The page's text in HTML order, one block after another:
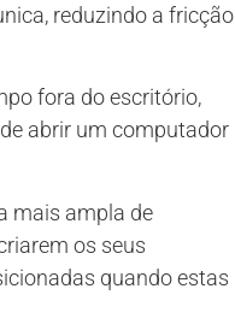
reduzindo a fricção
fora do escritório,
abrir um computador
mais ampla de
os seus
quando estas